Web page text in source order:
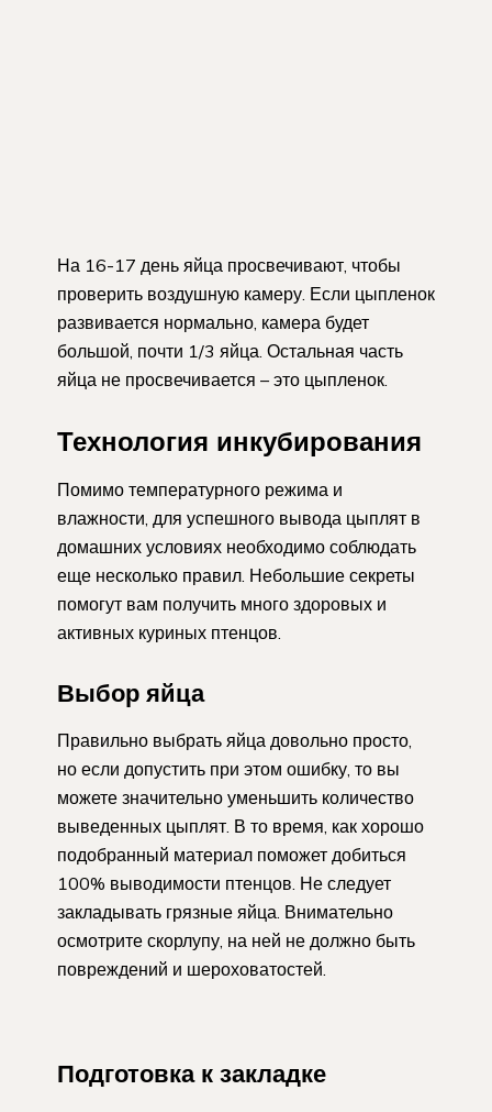
На 16-17 день яйца просвечивают, чтобы
проверить воздушную камеру. Если цыпленок
развивается нормально, камера будет
большой, почти 1/3 яйца. Остальная часть
яйца не просвечивается – это цыпленок.
Технология инкубирования
Помимо температурного режима и
влажности, для успешного вывода цыплят в
домашних условиях необходимо соблюдать
еще несколько правил. Небольшие секреты
помогут вам получить много здоровых и
активных куриных птенцов.
Выбор яйца
Правильно выбрать яйца довольно просто,
но если допустить при этом ошибку, то вы
можете значительно уменьшить количество
выведенных цыплят. В то время, как хорошо
подобранный материал поможет добиться
100% выводимости птенцов. Не следует
закладывать грязные яйца. Внимательно
осмотрите скорлупу, на ней не должно быть
повреждений и шероховатостей.
Подготовка к закладке